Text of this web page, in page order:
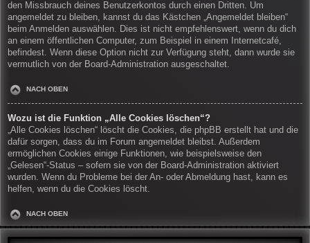
den Missbrauch deines Benutzerkontos durch einen Dritten. Um
angemeldet zu bleiben, kannst du das Kästchen „Angemeldet bleiben“
beim Anmelden auswählen. Dies ist nicht empfehlenswert, wenn du dich
an einem öffentlichen Computer, zum Beispiel in einem Internetcafé,
befindest. Wenn diese Option nicht zur Verfügung steht, dann wurde sie
vermutlich von der Board-Administration ausgeschaltet.
NACH OBEN
Wozu ist die Funktion „Alle Cookies löschen“?
„Alle Cookies löschen“ löscht die Cookies, die phpBB erstellt hat und die
dafür sorgen, dass du im Forum angemeldet bleibst. Außerdem
ermöglichen Cookies einige Funktionen, wie beispielsweise den
„Gelesen“-Status – sofern sie von der Board-Administration aktiviert
wurden. Wenn du Probleme bei der An- oder Abmeldung hast, kann es
helfen, wenn du die Cookies löscht.
NACH OBEN